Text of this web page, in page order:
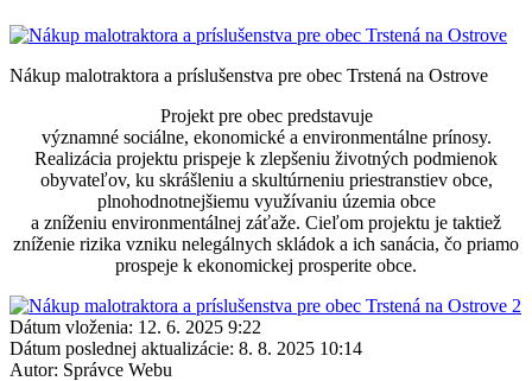
Nákup malotraktora a príslušenstva pre obec Trstená na Ostrove
Projekt pre obec predstavuje
významné sociálne, ekonomické a environmentálne prínosy.
Realizácia projektu prispeje k zlepšeniu životných podmienok
obyvateľov, ku skrášleniu a skultúrneniu priestranstiev obce,
plnohodnotnejšiemu využívaniu územia obce
a zníženiu environmentálnej záťaže. Cieľom projektu je taktiež
zníženie rizika vzniku nelegálnych skládok a ich sanácia, čo priamo
prospeje k ekonomickej prosperite obce.
Dátum vloženia: 12. 6. 2025 9:22
Dátum poslednej aktualizácie: 8. 8. 2025 10:14
Autor: Správce Webu